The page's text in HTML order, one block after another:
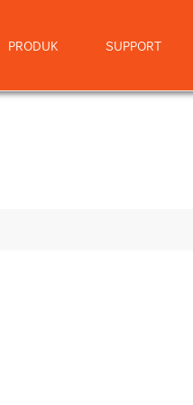
PRODUK SUPPORT